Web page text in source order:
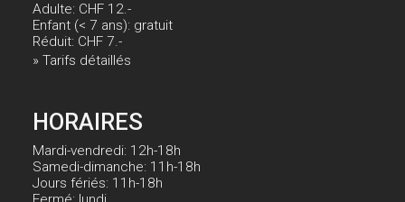
Adulte: CHF 12.-
Enfant (< 7 ans): gratuit
Réduit: CHF 7.-
» Tarifs détaillés
HORAIRES
Mardi-vendredi: 12h-18h
Samedi-dimanche: 11h-18h
Jours fériés: 11h-18h